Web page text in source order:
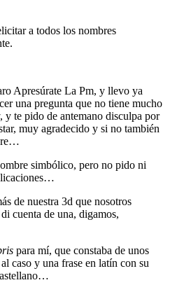
a todos los nombres
Apresúrate La Pm, y llevo ya
una pregunta que no tiene mucho
y te pido de antemano disculpa por
muy agradecido y si no también
simbólico, pero no pido ni
de nuestra 3d que nosotros
cuenta de una, digamos,
para mí, que constaba de unos
caso y una frase en latín con su